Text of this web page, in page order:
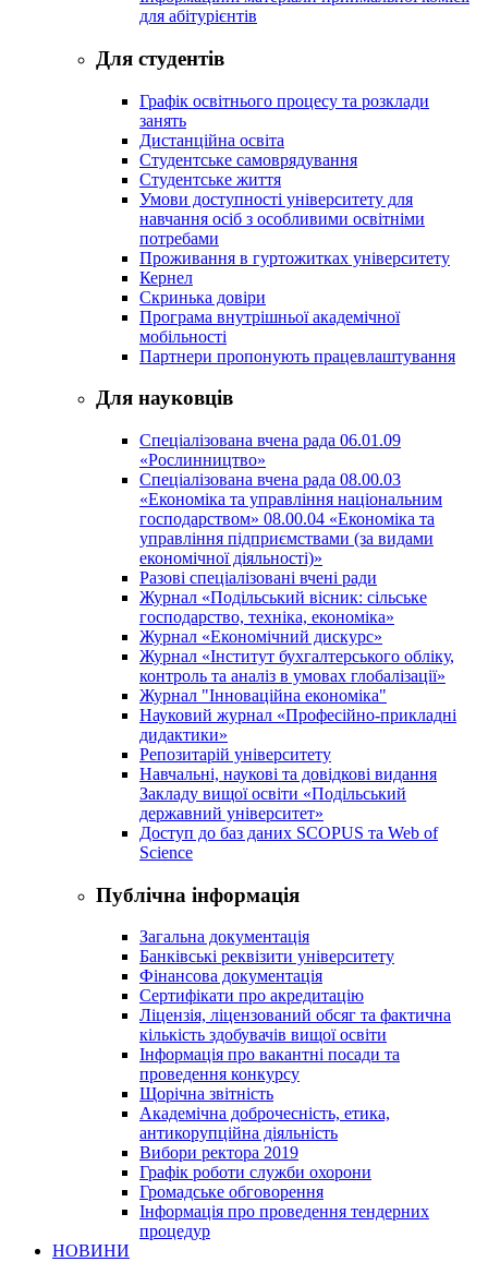
для абітурієнтів
Для студентів
Графік освітнього процесу та розклади
занять
Дистанційна освіта
Студентське самоврядування
Студентське життя
Умови доступності університету для
навчання осіб з особливими освітніми
потребами
Проживання в гуртожитках університету
Кернел
Скринька довіри
Програма внутрішньої академічної
мобільності
Партнери пропонують працевлаштування
Для науковців
Спеціалізована вчена рада 06.01.09
«Рослинництво»
Спеціалізована вчена рада 08.00.03
«Економіка та управління національним
господарством» 08.00.04 «Економіка та
управління підприємствами (за видами
економічної діяльності)»
Разові спеціалізовані вчені ради
Журнал «Подільський вісник: сільське
господарство, техніка, економіка»
Журнал «Економічний дискурс»
Журнал «Інститут бухгалтерського обліку,
контроль та аналіз в умовах глобалізації»
Журнал "Інноваційна економіка"
Науковий журнал «Професійно-прикладні
дидактики»
Репозитарій університету
Навчальні, наукові та довідкові видання
Закладу вищої освіти «Подільський
державний університет»
Доступ до баз даних SCOPUS та Web of
Science
Публічна інформація
Загальна документація
Банківські реквізити університету
Фінансова документація
Сертифікати про акредитацію
Ліцензія, ліцензований обсяг та фактична
кількість здобувачів вищої освіти
Інформація про вакантні посади та
проведення конкурсу
Щорічна звітність
Академічна доброчесність, етика,
антикорупційна діяльність
Вибори ректора 2019
Графік роботи служби охорони
Громадське обговорення
Інформація про проведення тендерних
процедур
НОВИНИ